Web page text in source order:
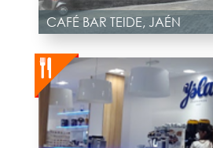
CAFÉ BAR TEIDE, JAÉN